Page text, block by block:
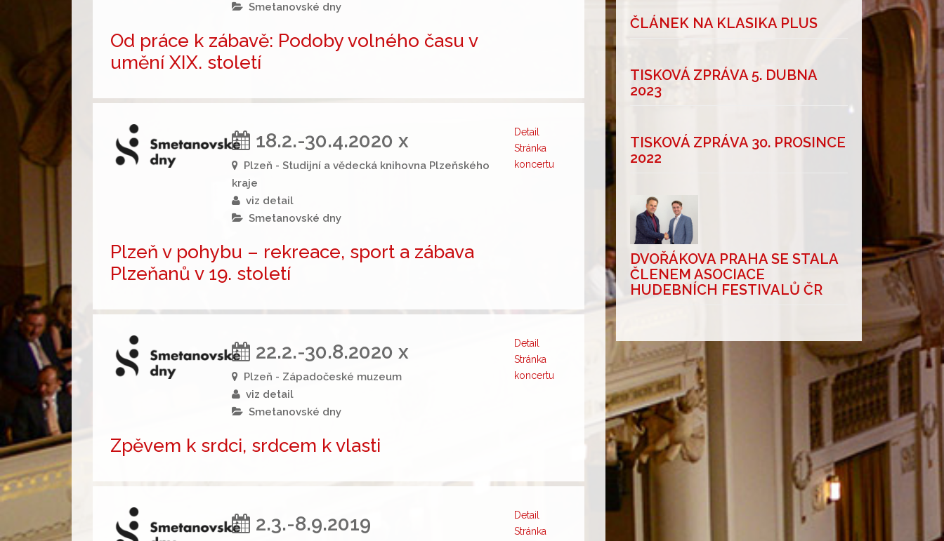
Smetanovské dny
Od práce k zábavě: Podoby volného času v
umění XIX. století
18.2.-30.4.2020 x
Plzeň - Studijní a vědecká knihovna Plzeňského
kraje
viz detail
Smetanovské dny
Detail
Stránka
koncertu
Plzeň v pohybu – rekreace, sport a zábava
Plzeňanů v 19. století
22.2.-30.8.2020 x
Plzeň - Západočeské muzeum
viz detail
Smetanovské dny
Detail
Stránka
koncertu
Zpěvem k srdci, srdcem k vlasti
2.3.-8.9.2019
Detail
Stránka
ČLÁNEK NA KLASIKA PLUS
TISKOVÁ ZPRÁVA 5. DUBNA
2023
TISKOVÁ ZPRÁVA 30. PROSINCE
2022
DVOŘÁKOVA PRAHA SE STALA
ČLENEM ASOCIACE
HUDEBNÍCH FESTIVALŮ ČR